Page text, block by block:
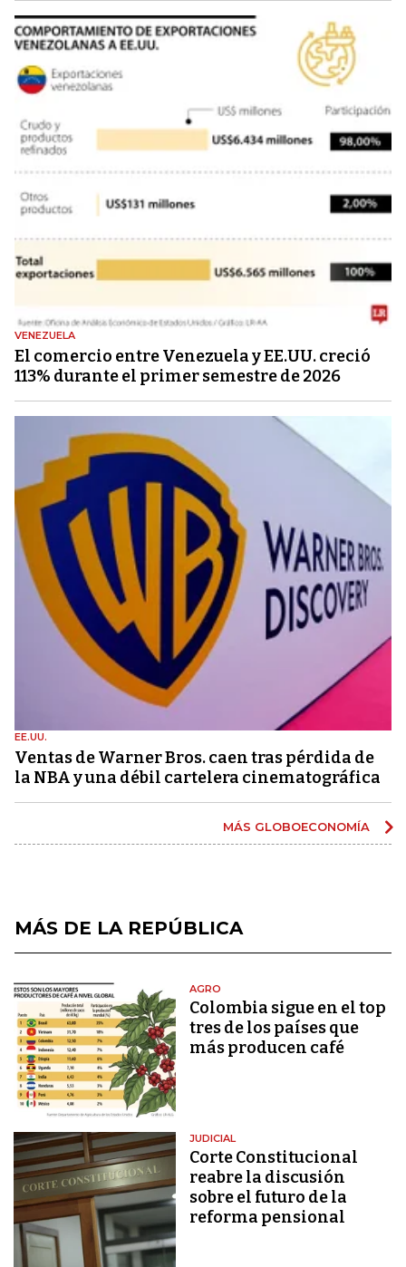
VENEZUELA
El comercio entre Venezuela y EE.UU. creció
113% durante el primer semestre de 2026
EE.UU.
Ventas de Warner Bros. caen tras pérdida de
la NBA y una débil cartelera cinematográfica
MÁS GLOBOECONOMÍA
MÁS DE LA REPÚBLICA
AGRO
Colombia sigue en el top
tres de los países que
más producen café
JUDICIAL
Corte Constitucional
reabre la discusión
sobre el futuro de la
reforma pensional